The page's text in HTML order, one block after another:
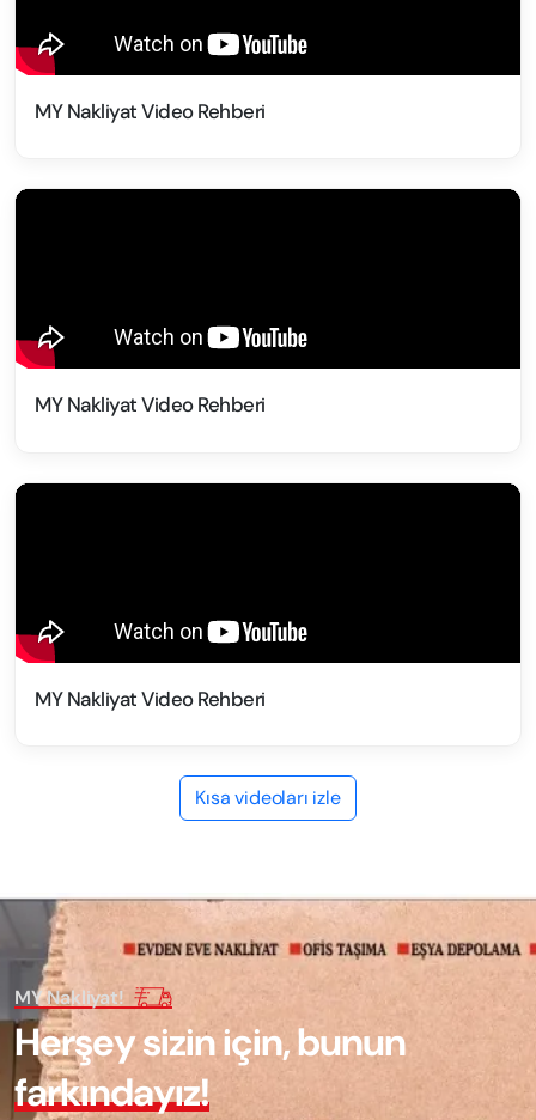
MY Nakliyat Video Rehberi
MY Nakliyat Video Rehberi
MY Nakliyat Video Rehberi
Kısa videoları izle
MY Nakliyat!
Herşeysiziniçin,bunun
farkındayız!